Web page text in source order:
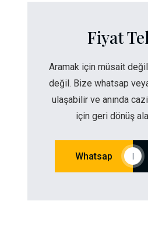
Fiyat
Aramak için müsait
değil. Bize whatsap
ulaşabilir ve anında
için geri dönüş
Whatsap